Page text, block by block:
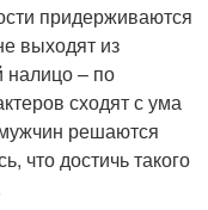
придерживаются
выходят из
налицо – по
сходят с ума
решаются
что достичь такого